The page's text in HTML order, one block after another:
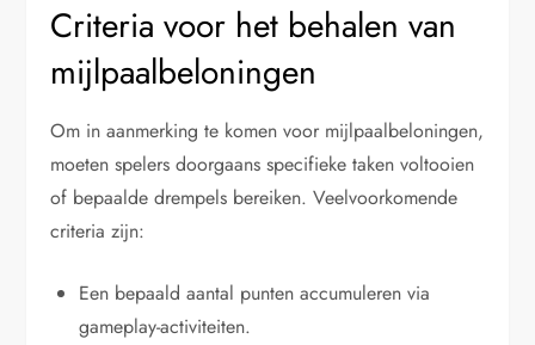
Criteria voor het behalen van
mijlpaalbeloningen
Om in aanmerking te komen voor mijlpaalbeloningen,
moeten spelers doorgaans specifieke taken voltooien
of bepaalde drempels bereiken. Veelvoorkomende
criteria zijn:
Een bepaald aantal punten accumuleren via
gameplay-activiteiten.